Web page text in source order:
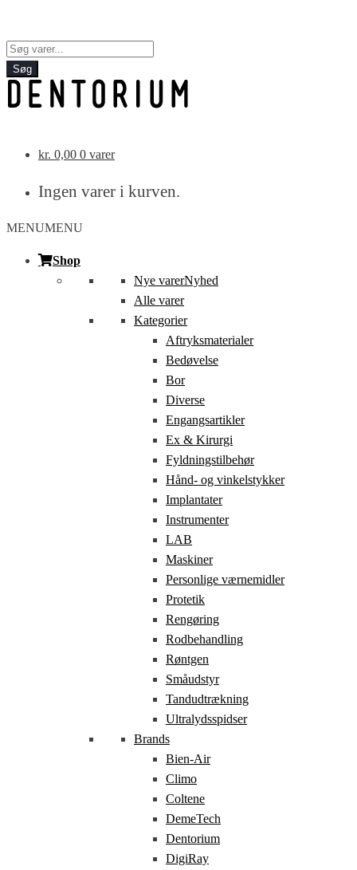
Products
search
Søg
kr. 0,00 0 varer
Ingen varer i kurven.
MENUMENU
Shop
Nye varerNyhed
Alle varer
Kategorier
Aftryksmaterialer
Bedøvelse
Bor
Diverse
Engangsartikler
Ex & Kirurgi
Fyldningstilbehør
Hånd- og vinkelstykker
Implantater
Instrumenter
LAB
Maskiner
Personlige værnemidler
Protetik
Rengøring
Rodbehandling
Røntgen
Småudstyr
Tandudtrækning
Ultralydsspidser
Brands
Bien-Air
Climo
Coltene
DemeTech
Dentorium
DigiRay